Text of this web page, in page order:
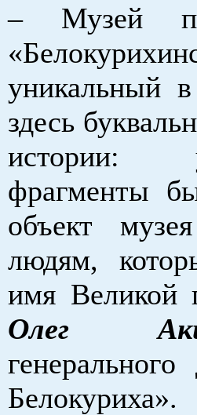
– Музей
уникальный
здесь
истории:
фрагменты
объект
людям,
имя Великой
Олег
Белокуриха».